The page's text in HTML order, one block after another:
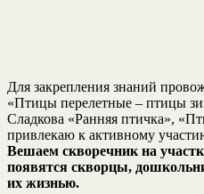
Для закрепления знаний
«Птицы перелетные – птицы
Сладкова «Ранняя птичка»,
привлекаю к активному
Вешаем скворечник на
появятся скворцы,
их жизнью.